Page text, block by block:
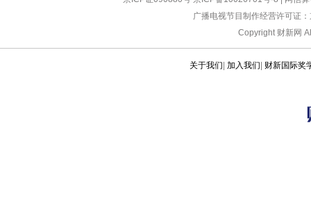
广播电视节目制作经营许可证
Copyright 财新网
关于我们 加入我们 财新国际奖